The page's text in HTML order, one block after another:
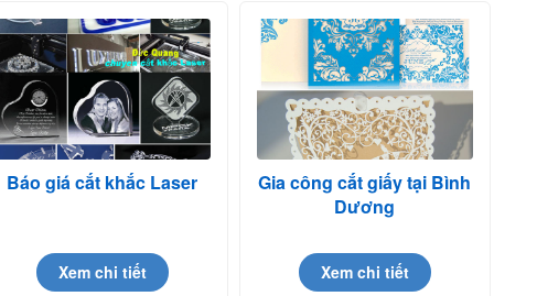
Báo giá cắt khắc Laser
Xem chi tiết
Gia công cắt giấy tại Bình
Dương
Xem chi tiết